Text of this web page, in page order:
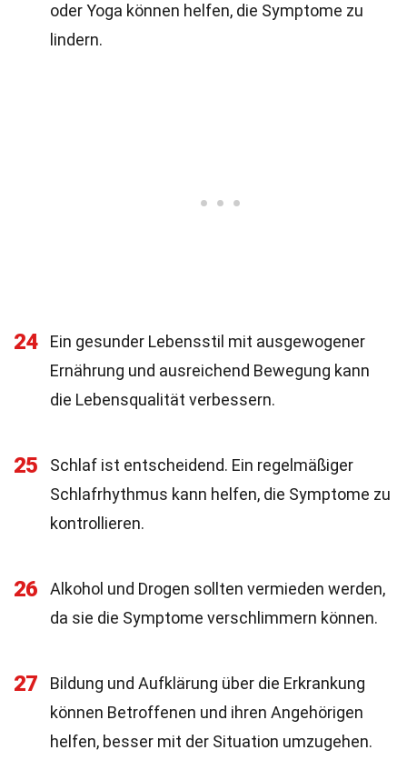
oder Yoga können helfen, die Symptome zu
lindern.
24
Ein gesunder Lebensstil mit ausgewogener
Ernährung und ausreichend Bewegung kann
die Lebensqualität verbessern.
25
Schlaf ist entscheidend. Ein regelmäßiger
Schlafrhythmus kann helfen, die Symptome zu
kontrollieren.
26
Alkohol und Drogen sollten vermieden werden,
da sie die Symptome verschlimmern können.
27
Bildung und Aufklärung über die Erkrankung
können Betroffenen und ihren Angehörigen
helfen, besser mit der Situation umzugehen.